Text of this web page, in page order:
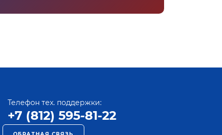
Телефон тех. поддержки:
+7 (812) 595-81-22